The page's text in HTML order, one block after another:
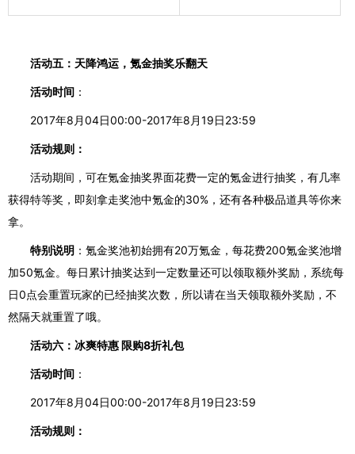
活动五：天降鸿运，氪金抽奖乐翻天
活动时间 ：
2017年8月04日00:00-2017年8月19日23:59
活动规则：
活动期间，可在氪金抽奖界面花费一定的氪金进行抽奖，有几率
获得特等奖，即刻拿走奖池中氪金的30%，还有各种极品道具等你来
拿。
特别说明 ：氪金奖池初始拥有20万氪金，每花费200氪金奖池增
加50氪金。 每日累计抽奖达到一定数量还可以领取额外奖励，系统每
日0点会重置玩家的已经抽奖次数，所以请在当天领取额外奖励 ，不
然隔天就重置了哦。
活动六： 冰爽特惠限购8折礼包
活动时间 ：
2017年8月04日00:00-2017年8月19日23:59
活动规则：